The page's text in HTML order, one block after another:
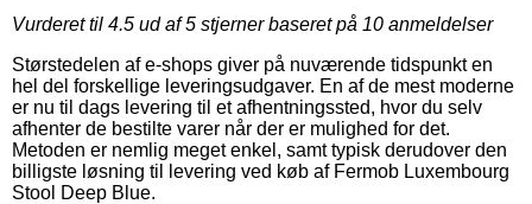
Vurderet til 4.5 ud af 5 stjerner baseret på 10 anmeldelser
Størstedelen af e-shops giver på nuværende tidspunkt en
hel del forskellige leveringsudgaver. En af de mest moderne
er nu til dags levering til et afhentningssted, hvor du selv
afhenter de bestilte varer når der er mulighed for det.
Metoden er nemlig meget enkel, samt typisk derudover den
billigste løsning til levering ved køb af Fermob Luxembourg
Stool Deep Blue.